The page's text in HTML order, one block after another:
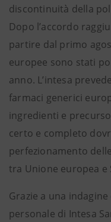
discontinuità della
Dopo l’accordo
partire dal primo
europee sono stati
anno. L’intesa
farmaci generici
ingredienti e
certo e completo
perfezionamento
tra Unione europea e
Grazie a una
personale di Intesa